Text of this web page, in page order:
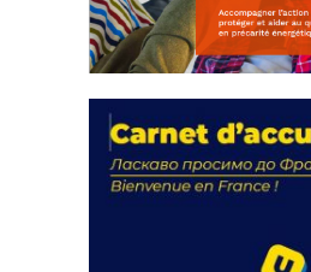
actions
18 septembre 2023
FEUILLETER